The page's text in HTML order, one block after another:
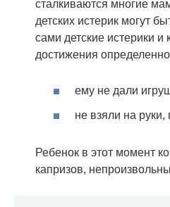
сталкиваются многие
детских истерик могут
сами детские истерики
достижения
ему не дали
не взяли на
Ребенок в этот момент
капризов,